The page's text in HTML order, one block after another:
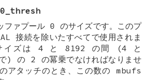
ファプール 0 のサイズです。このプ
接続を除いたすべてで使用されま
イズは 4 と 8192 の間 (4 と
) の 2 の冪乗でなければなりませ
アタッチのとき、この数の mbufs